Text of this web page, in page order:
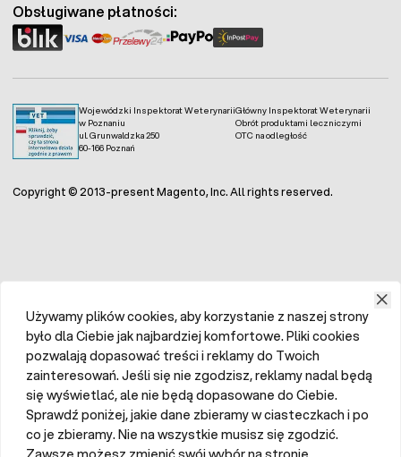
Wojewódzki Inspektorat Weterynarii
w Poznaniu
ul. Grunwaldzka 250
60-166 Poznań
Główny Inspektorat Weterynarii
Obrót produktami leczniczymi
OTC na odległość
Obsługiwane płatności:
Copyright © 2013-present Magento, Inc. All rights reserved.
Używamy plików cookies, aby korzystanie z naszej strony
było dla Ciebie jak najbardziej komfortowe. Pliki cookies
pozwalają dopasować treści i reklamy do Twoich
zainteresowań. Jeśli się nie zgodzisz, reklamy nadal będą
się wyświetlać, ale nie będą dopasowane do Ciebie.
Sprawdź poniżej, jakie dane zbieramy w ciasteczkach i po
co je zbieramy. Nie na wszystkie musisz się zgodzić.